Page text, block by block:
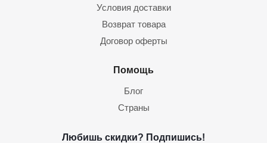
Условия доставки
Возврат товара
Договор оферты
Помощь
Блог
Страны
Любишь скидки? Подпишись!